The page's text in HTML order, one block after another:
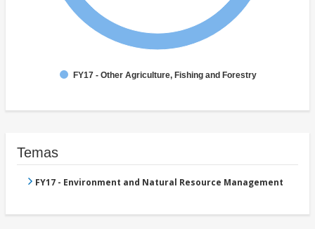
FY17 - Other Agriculture, Fishing and Forestry
Temas
FY17 - Environment and Natural Resource Management